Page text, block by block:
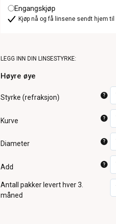
Engangskjøp
Kjøp nå og få linsene sendt hjem til
LEGG INN DIN LINSESTYRKE:
Høyre øye
Styrke (refraksjon) ?
Kurve ?
Diameter ?
Add ?
Antall pakker levert hver 3.
måned